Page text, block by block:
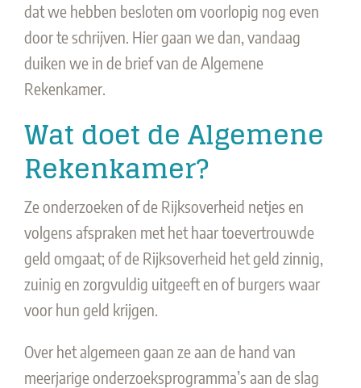
dat we hebben besloten om voorlopig nog even
door te schrijven. Hier gaan we dan, vandaag
duiken we in de brief van de Algemene
Rekenkamer.
Wat doet de Algemene
Rekenkamer?
Ze onderzoeken of de Rijksoverheid netjes en
volgens afspraken met het haar toevertrouwde
geld omgaat; of de Rijksoverheid het geld zinnig,
zuinig en zorgvuldig uitgeeft en of burgers waar
voor hun geld krijgen.
Over het algemeen gaan ze aan de hand van
meerjarige onderzoeksprogramma’s aan de slag